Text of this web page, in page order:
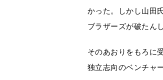
かった。しかし山田
ブラザーズが破たん
そのあおりをもろに
独立志向のベンチャ